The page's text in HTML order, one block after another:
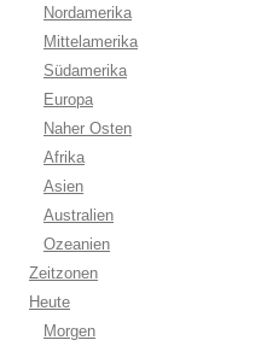
Nordamerika
Mittelamerika
Südamerika
Europa
Naher Osten
Afrika
Asien
Australien
Ozeanien
Zeitzonen
Heute
Morgen